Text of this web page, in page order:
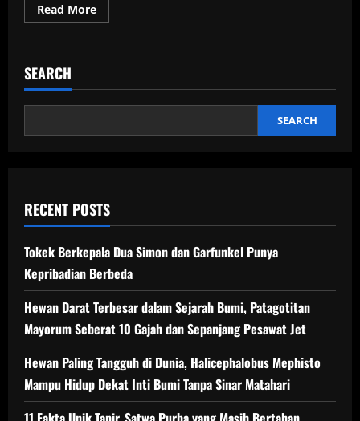
Read MoreRead
more
Langka
Sesekali
di
SEARCH
SEARCH
RECENT POSTS
Tokek Berkepala Dua Simon dan Garfunkel Punya
Kepribadian Berbeda
Hewan Darat Terbesar dalam Sejarah Bumi, Patagotitan
Mayorum Seberat 10 Gajah dan Sepanjang Pesawat Jet
Hewan Paling Tangguh di Dunia, Halicephalobus Mephisto
Mampu Hidup Dekat Inti Bumi Tanpa Sinar Matahari